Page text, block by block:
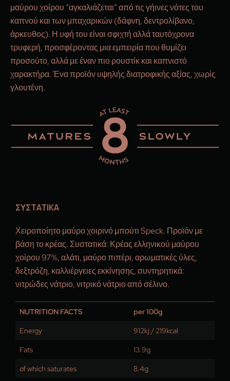
μαύρου χοίρου “αγκαλιάζεται” από τις γήινες νότες του
καπνού και των μπαχαρικών (δάφνη, δεντρολίβανο,
άρκευθος). Η υφή του είναι σφιχτή αλλά ταυτόχρονα
τρυφερή, προσφέροντας μια εμπειρία που θυμίζει
προσούτο, αλλά με έναν πιο ρουστίκ και καπνιστό
χαρακτήρα. Ένα προϊόν υψηλής διατροφικής αξίας, χωρίς
γλουτένη.
ΣΥΣΤΑΤΙΚΑ
Χειροποίητο μαύρο χοιρινό μπούτι Speck. Προϊόν με
βάση το κρέας. Συστατικά: Κρέας ελληνικού μαύρου
χοίρου 97%, αλάτι, μαύρο πιπέρι, αρωματικές ύλες,
δεξτρόζη, καλλιέργειες εκκίνησης, συντηρητικά:
νιτρώδες νάτριο, νιτρικό νάτριο από σέλινο.
NUTRITION FACTS
per 100g
Energy
912kj / 219kcal
Fats
13.9g
of which saturates
8.4g